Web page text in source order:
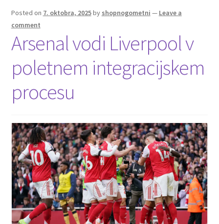
Posted on 7. oktobra, 2025by shopnogometni — Leave a
comment
Arsenal vodi Liverpool v
poletnem integracijskem
procesu